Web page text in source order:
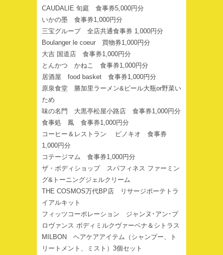
CAUDALIE 旬庭 食事券5,000円分
いかの墨 食事券1,000円分
三宝グループ 全店共通食事券 1,000円分
Boulanger le coeur 買物券1,000円分
大吉 国道店 食事券1,000円分
とんかつ かねこ 食事券1,000円分
居酒屋 food basket 食事券1,000円分
原泉食堂 勝加里ラーメン&ビール大瓶or野菜い
ため
味の名門 大黒亭松屋小路店 食事券1,000円分
食事処 鳳 食事券1,000円分
コーヒー＆レストラン ピノキオ 食事券
1,000円分
コテージマム 食事券1,000円分
ザ・ボディショップ スパフィネス ファーミン
グ&トーニングジェルクリーム
THE COSMOS万代BP店 リサージボーテトラ
イアルキット
フィッツコーポレーション ジャンヌ･アン･プ
ロヴァンス ボディミルクヴァーベナ＆シトラス
MILBON ヘアケアアイテム（シャンプー、ト
リートメント、ミスト）3個セット